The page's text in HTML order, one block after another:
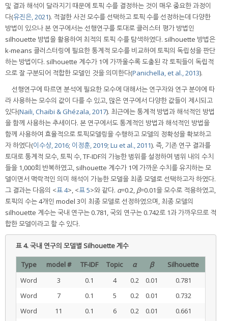
및 결과 해석이 달라지기 때문에 토픽 수를 결정하는 것이 매우 중요한 과정이
다(유진은, 2021). 적절한 사전 모수를 선택하고 토픽 수를 선정하는데 다양한
방법이 있으나 본 연구에서는 선행연구를 토대로 클러스터 평가 방법인
silhouette 방법을 활용하여 최적의 토픽 수를 탐색하였다. silhouette 방법은
k-means 클러스터링에 필요한 통계적 모수를 비교하여 토픽의 독립성을 판단
하는 방법이다. silhouette 계수가 1에 가까울수록 도출된 각 토픽들이 독립적
으로 잘 구분되어 적합한 모델인 것을 의미한다(Panichella, et al., 2013).
선행연구에 따르면 분석에 필요한 모수에 대해서는 연구자와 연구 분야에 따
라 사용하는 모수의 값이 다를 수 있고, 많은 연구에서 다양한 값들이 제시되고
있다(Naili, Chaibi & Ghézala, 2017). 최근에는 통계적 방법과 해석적인 방법
을 함께 사용하는 추세이다. 본 연구에서도 통계적인 방법과 해석적인 방법을
함께 사용하여 효율적으로 토픽모델링을 수행하고 모델의 정확성을 확보하고
자 하였다(이수상, 2016; 이정훈, 2019; Lu et al., 2011). 즉, 기존 연구 결과를
토대로 통계적 모수, 토픽 수, TF-IDF의 가능한 범위를 설정하여 범위 내의 수치
들을 1,000회 반복하였고, silhouette 계수가 1에 가까운 수치를 유지하는 모
델이면서 맥락적인 의미 해석이 가능한 모델을 최종 모델로 선택하고자 하였다.
그 결과는 다음의 <표 4>, <표 5>와 같다. α=0.2, β=0.01을 모수로 적용하였고,
토픽의 수는 4개인 model 3이 최종 모델로 선정하였으며, 최종 모델의
silhouette 계수는 국내 연구는 0.781, 국외 연구는 0.742로 1과 가까우므로 적
합한 모델이라고 할 수 있다.
표 4.국내 연구의 모델별 Silhouette 계수
Type model # TF-IDF Topic α β
Silhouette
Word
3 0.1 4 0.2 0.01
0.781
Word
7 0.1 5 0.2 0.01
0.732
Word
11 0.1 6 0.2 0.01
0.661